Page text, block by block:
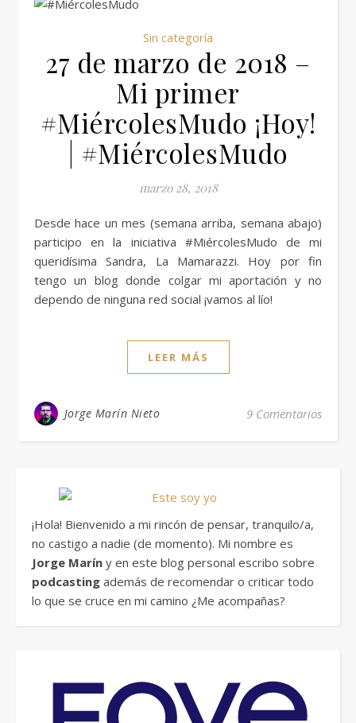
Sin categoría
27 de marzo de 2018 –
Mi primer
#MiércolesMudo ¡Hoy!
| #MiércolesMudo
marzo 28, 2018
Desde hace un mes (semana arriba, semana abajo)
participo en la iniciativa #MiércolesMudo de mi
queridísima Sandra, La Mamarazzi. Hoy por fin
tengo un blog donde colgar mi aportación y no
dependo de ninguna red social ¡vamos al lío!
LEER MÁS
Jorge Marín Nieto 9 Comentarios
¡Hola! Bienvenido a mi rincón de pensar, tranquilo/a,
no castigo a nadie (de momento). Mi nombre es
Jorge Marín y en este blog personal escribo sobre
podcasting además de recomendar o criticar todo
lo que se cruce en mi camino ¿Me acompañas?